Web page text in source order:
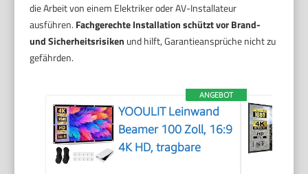
die Arbeit von einem Elektriker oder AV-Installateur
ausführen. Fachgerechte Installation schützt vor Brand-
und Sicherheitsrisiken und hilft, Garantieansprüche nicht zu
gefährden.
ANGEBOT
YOOULIT Leinwand
Beamer 100 Zoll, 16:9
4K HD, tragbare